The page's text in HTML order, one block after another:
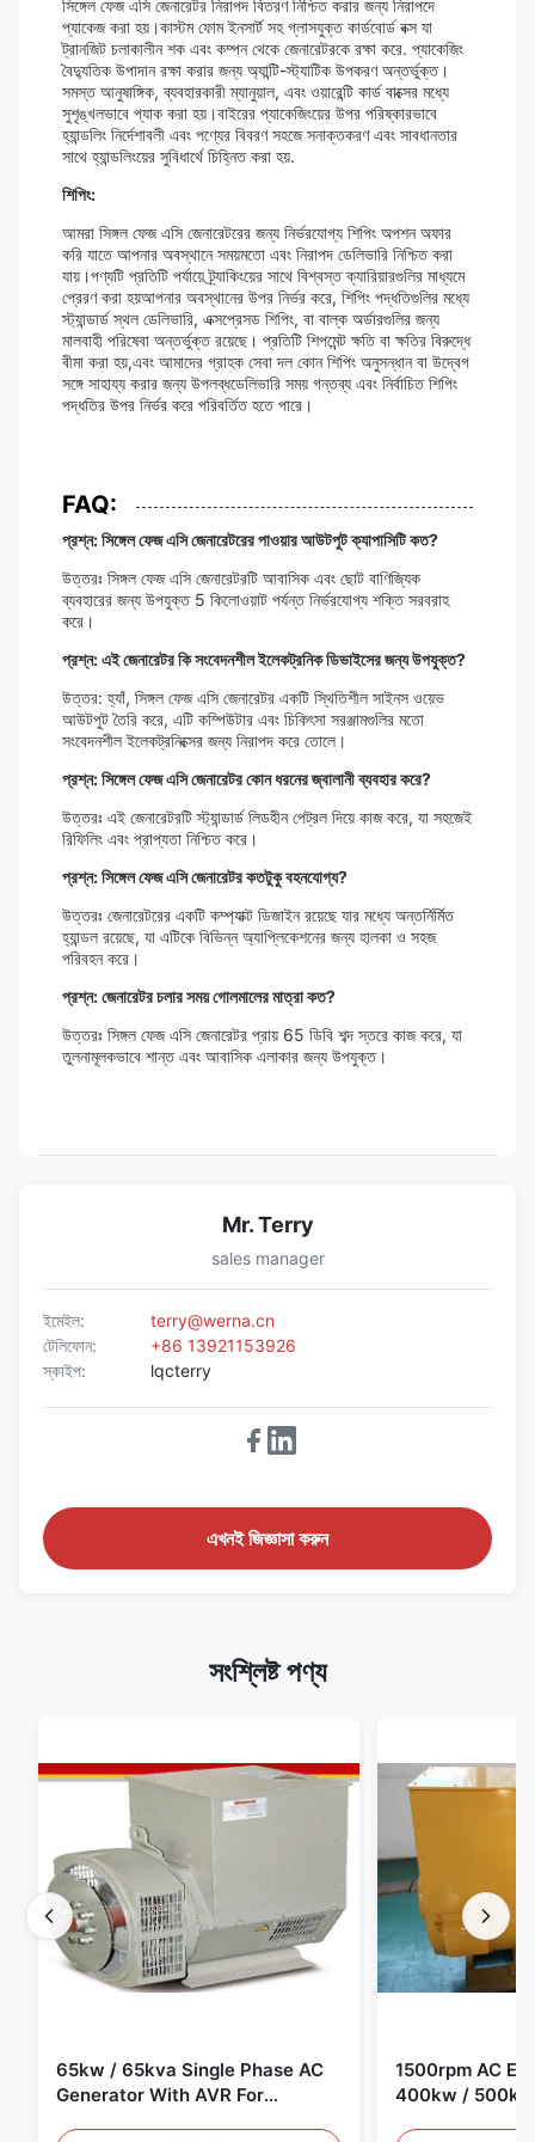
সিঙ্গেল ফেজ এসি জেনারেটর নিরাপদ বিতরণ নিশ্চিত করার জন্য নিরাপদে
প্যাকেজ করা হয়।কাস্টম ফোম ইনসার্ট সহ গ্লাসযুক্ত কার্ডবোর্ড বক্স যা
ট্রানজিট চলাকালীন শক এবং কম্পন থেকে জেনারেটরকে রক্ষা করে. প্যাকেজিং
বৈদ্যুতিক উপাদান রক্ষা করার জন্য অ্যান্টি-স্ট্যাটিক উপকরণ অন্তর্ভুক্ত।
সমস্ত আনুষাঙ্গিক, ব্যবহারকারী ম্যানুয়াল, এবং ওয়ারেন্টি কার্ড বাক্সের মধ্যে
সুশৃঙ্খলভাবে প্যাক করা হয়।বাইরের প্যাকেজিংয়ের উপর পরিষ্কারভাবে
হ্যান্ডলিং নির্দেশাবলী এবং পণ্যের বিবরণ সহজে সনাক্তকরণ এবং সাবধানতার
সাথে হ্যান্ডলিংয়ের সুবিধার্থে চিহ্নিত করা হয়.
শিপিং:
আমরা সিঙ্গল ফেজ এসি জেনারেটরের জন্য নির্ভরযোগ্য শিপিং অপশন অফার
করি যাতে আপনার অবস্থানে সময়মতো এবং নিরাপদ ডেলিভারি নিশ্চিত করা
যায়।পণ্যটি প্রতিটি পর্যায়ে ট্র্যাকিংয়ের সাথে বিশ্বস্ত ক্যারিয়ারগুলির মাধ্যমে
প্রেরণ করা হয়আপনার অবস্থানের উপর নির্ভর করে, শিপিং পদ্ধতিগুলির মধ্যে
স্ট্যান্ডার্ড স্থল ডেলিভারি, এক্সপ্রেসড শিপিং, বা বাল্ক অর্ডারগুলির জন্য
মালবাহী পরিষেবা অন্তর্ভুক্ত রয়েছে। প্রতিটি শিপমেন্ট ক্ষতি বা ক্ষতির বিরুদ্ধে
বীমা করা হয়,এবং আমাদের গ্রাহক সেবা দল কোন শিপিং অনুসন্ধান বা উদ্বেগ
সঙ্গে সাহায্য করার জন্য উপলব্ধডেলিভারি সময় গন্তব্য এবং নির্বাচিত শিপিং
পদ্ধতির উপর নির্ভর করে পরিবর্তিত হতে পারে।
FAQ:
প্রশ্ন: সিঙ্গেল ফেজ এসি জেনারেটরের পাওয়ার আউটপুট ক্যাপাসিটি কত?
উত্তরঃ সিঙ্গল ফেজ এসি জেনারেটরটি আবাসিক এবং ছোট বাণিজ্যিক
ব্যবহারের জন্য উপযুক্ত 5 কিলোওয়াট পর্যন্ত নির্ভরযোগ্য শক্তি সরবরাহ
করে।
প্রশ্ন: এই জেনারেটর কি সংবেদনশীল ইলেকট্রনিক ডিভাইসের জন্য উপযুক্ত?
উত্তর: হ্যাঁ, সিঙ্গল ফেজ এসি জেনারেটর একটি স্থিতিশীল সাইনস ওয়েভ
আউটপুট তৈরি করে, এটি কম্পিউটার এবং চিকিৎসা সরঞ্জামগুলির মতো
সংবেদনশীল ইলেকট্রনিক্সের জন্য নিরাপদ করে তোলে।
প্রশ্ন: সিঙ্গেল ফেজ এসি জেনারেটর কোন ধরনের জ্বালানী ব্যবহার করে?
উত্তরঃ এই জেনারেটরটি স্ট্যান্ডার্ড লিডহীন পেট্রল দিয়ে কাজ করে, যা সহজেই
রিফিলিং এবং প্রাপ্যতা নিশ্চিত করে।
প্রশ্ন: সিঙ্গেল ফেজ এসি জেনারেটর কতটুকু বহনযোগ্য?
উত্তরঃ জেনারেটরের একটি কম্প্যাক্ট ডিজাইন রয়েছে যার মধ্যে অন্তর্নির্মিত
হ্যান্ডল রয়েছে, যা এটিকে বিভিন্ন অ্যাপ্লিকেশনের জন্য হালকা ও সহজ
পরিবহন করে।
প্রশ্ন: জেনারেটর চলার সময় গোলমালের মাত্রা কত?
উত্তরঃ সিঙ্গল ফেজ এসি জেনারেটর প্রায় 65 ডিবি শব্দ স্তরে কাজ করে, যা
তুলনামূলকভাবে শান্ত এবং আবাসিক এলাকার জন্য উপযুক্ত।
Mr. Terry
sales manager
ইমেইল:
terry@werna.cn
টেলিফোন:
+86 13921153926
স্কাইপ:
lqcterry
এখনই জিজ্ঞাসা করুন
সংশ্লিষ্ট পণ্য
65kw / 65kva Single Phase AC
Generator With AVR For
1500rpm AC
400kw /